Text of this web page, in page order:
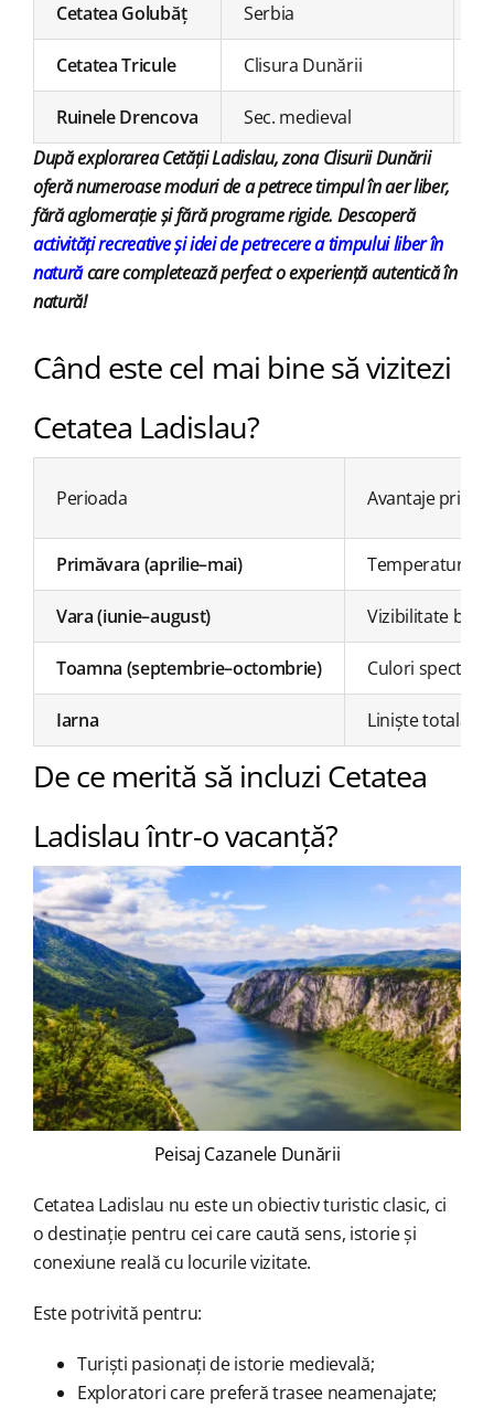
Cetatea Golubăț Serbia
Cetatea Tricule Clisura Dunării
Ruinele Drencova Sec. medieval
După explorarea Cetății Ladislau, zona Clisurii Dunării
oferă numeroase moduri de a petrece timpul în aer liber,
fără aglomerație și fără programe rigide. Descoperă
activități recreative și idei de petrecere a timpului liber în
naturăcare completează perfect o experiență autentică în
natură!
Când este cel mai bine să vizitezi
Cetatea Ladislau?
Perioada Avantaje
Primăvara (aprilie–mai) Temperatură
Vara(iunie–august) Vizibilitate
Toamna (septembrie–octombrie) Culori
Iarna Liniște totală,
De ce merită să incluzi Cetatea
Ladislau într-o vacanță?
Peisaj Cazanele Dunării
Cetatea Ladislau nu este un obiectiv turistic clasic, ci
o destinație pentru cei care caută sens, istorie și
conexiune reală cu locurile vizitate.
Este potrivită pentru:
Turiști pasionați de istorie medievală;
Exploratori care preferă trasee neamenajate;